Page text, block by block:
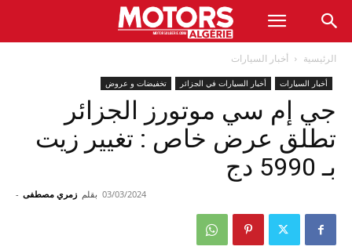
الرئيسية أخبار السيارات
أخبار السيارات أخبار السيارات في الجزائر تخفيضات و عروض
جي إم سي موتورز الجزائر
تطلق عرض خاص : تغيير زيت
بـ 5990 دج
بقلم زمري مصطفى - 03/03/2024